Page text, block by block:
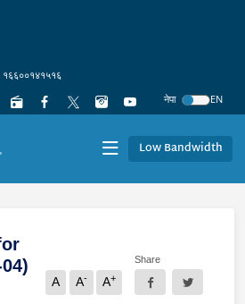
१६६००१४१५१६
नेपा
EN
Low Bandwidth
A A- A+
Share